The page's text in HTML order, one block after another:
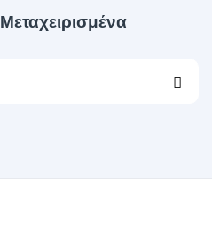
Μεταχειρισμένα